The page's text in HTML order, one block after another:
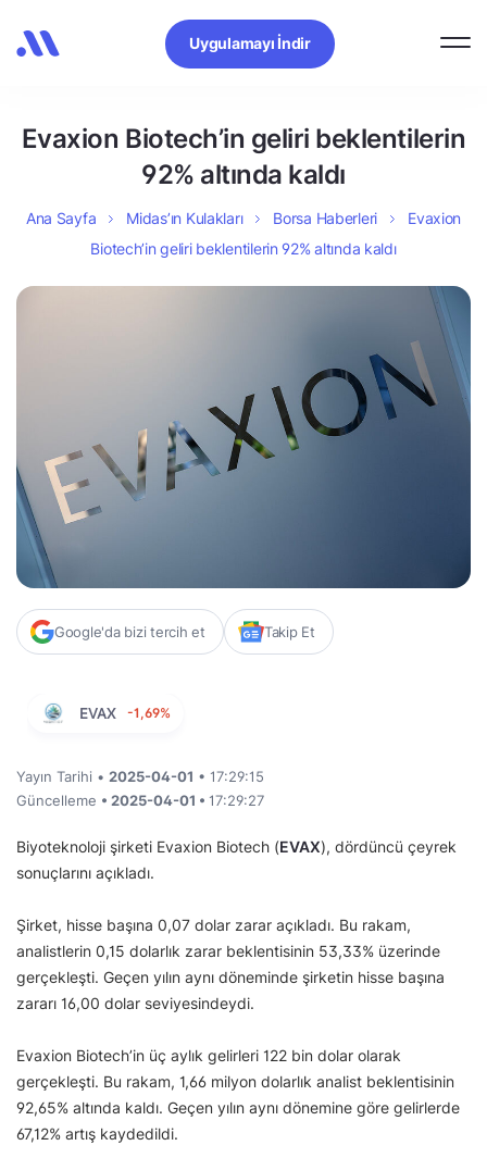
Uygulamayı İndir
Evaxion Biotech’in geliri beklentilerin
92% altında kaldı
Ana Sayfa Midas’ın Kulakları Borsa Haberleri
Evaxion
Biotech’in geliri beklentilerin 92% altında kaldı
Google'da bizi tercih et Takip Et
EVAX -1,69%
Yayın Tarihi • 2025-04-01 • 17:29:15
Güncelleme • 2025-04-01 • 17:29:27
Biyoteknoloji şirketi Evaxion Biotech (EVAX), dördüncü çeyrek
sonuçlarını açıkladı.
Şirket, hisse başına 0,07 dolar zarar açıkladı. Bu rakam,
analistlerin 0,15 dolarlık zarar beklentisinin 53,33% üzerinde
gerçekleşti. Geçen yılın aynı döneminde şirketin hisse başına
zararı 16,00 dolar seviyesindeydi.
Evaxion Biotech’in üç aylık gelirleri 122 bin dolar olarak
gerçekleşti. Bu rakam, 1,66 milyon dolarlık analist beklentisinin
92,65% altında kaldı. Geçen yılın aynı dönemine göre gelirlerde
67,12% artış kaydedildi.